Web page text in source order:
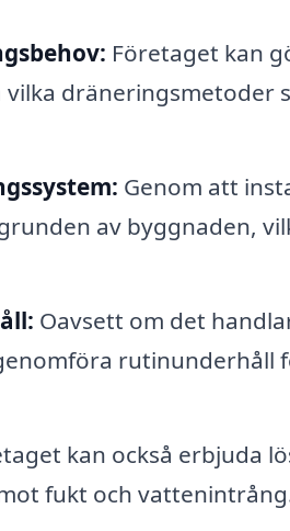
Företaget kan
dräneringsmetoder
Genom att
av byggnaden,
Oavsett om det
rutinunderhåll
kan också erbjuda
fukt och